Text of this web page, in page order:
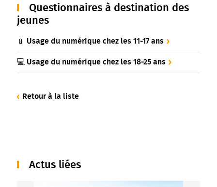
Questionnaires à destination des
jeunes
📱 Usage du numérique chez les 11-17 ans
💻 Usage du numérique chez les 18-25 ans
Retour à la liste
Actus liées